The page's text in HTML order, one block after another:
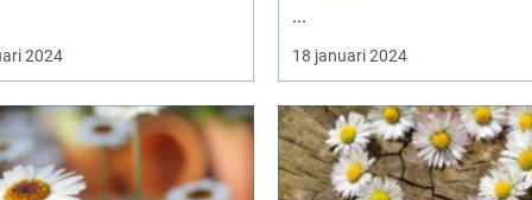
2024
...
18 januari 2024